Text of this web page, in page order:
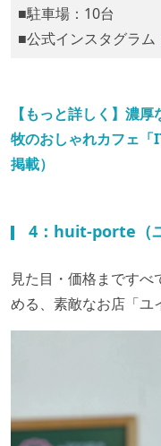
■駐車場：10台
■公式インスタグラム
【もっと詳しく】濃
牧のおしゃれカフェ「
掲載）
4：huit-porte（
見た目・価格まです
める、素敵なお店「ユ